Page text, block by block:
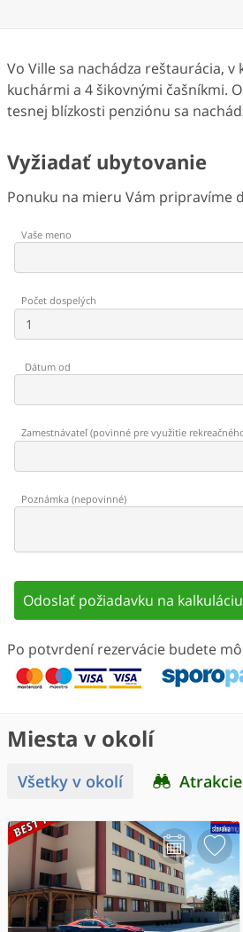
Vo Ville sa nachádza reštaurácia,
kuchármi a 4 šikovnými čašníkmi.
tesnej blízkosti penziónu sa
Vyžiadať ubytovanie
Ponuku na mieru Vám pripravíme
Vaše meno
Počet dospelých
Dátum od
Zamestnávateľ(povinné pre využitie
Poznámka (nepovinné)
Odoslať požiadavku na
Po potvrdení rezervácie budete
Miesta v okolí
Všetky v okolí Atrakcie